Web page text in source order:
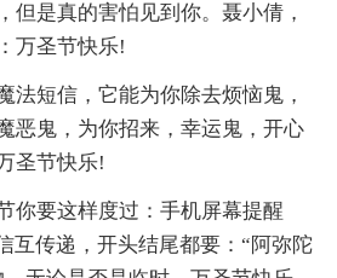
但是真的害怕见到你。聂小倩，
万圣节快乐!
法短信，它能为你除去烦恼鬼，
恶鬼，为你招来，幸运鬼，开心
圣节快乐!
你要这样度过：手机屏幕提醒
互传递，开头结尾都要：“阿弥陀